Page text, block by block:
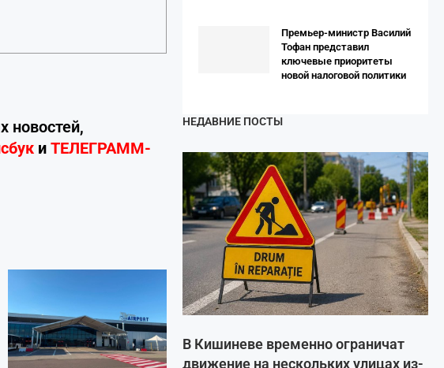
новостей,
и ТЕЛЕГРАММ-
Премьер-министр Василий
Тофан представил
ключевые приоритеты
новой налоговой политики
НЕДАВНИЕ ПОСТЫ
В Кишиневе временно ограничат
движение на нескольких улицах из-